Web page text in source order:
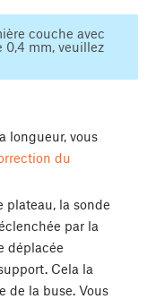
couche avec
0,4 mm, veuillez
longueur, vous
du
plateau, la sonde
par la
déplacée
Cela la
de la buse. Vous